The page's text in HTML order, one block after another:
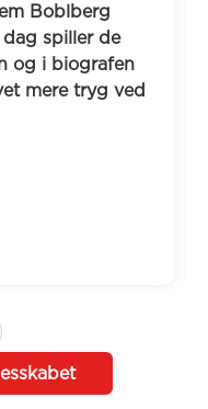
Boblberg
spiller de
og i biografen
mere tryg ved